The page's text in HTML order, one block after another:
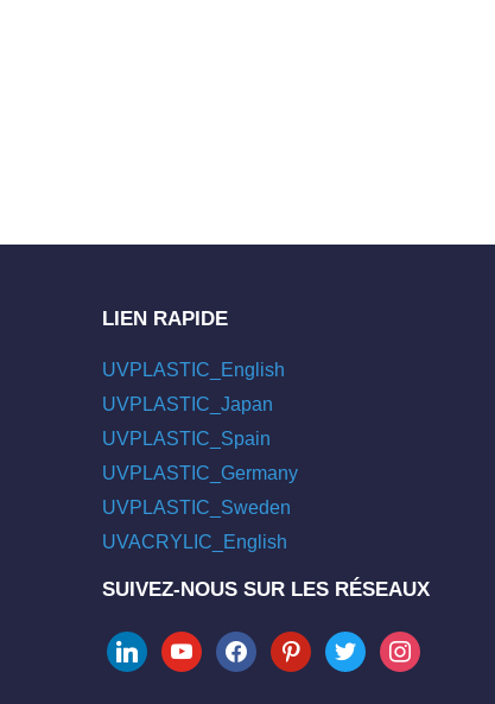
LIEN RAPIDE
UVPLASTIC_English
UVPLASTIC_Japan
UVPLASTIC_Spain
UVPLASTIC_Germany
UVPLASTIC_Sweden
UVACRYLIC_English
SUIVEZ-NOUS SUR LES RÉSEAUX
linkedinyoutubefacebookpinteresttwitter instagram